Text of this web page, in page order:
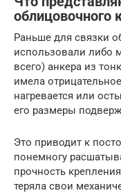
облицовочного
Раньше для связки
использовали либо
всего) анкера из
имела
нагревается или
его размеры
Это приводит к
понемногу
прочность
теряла свои